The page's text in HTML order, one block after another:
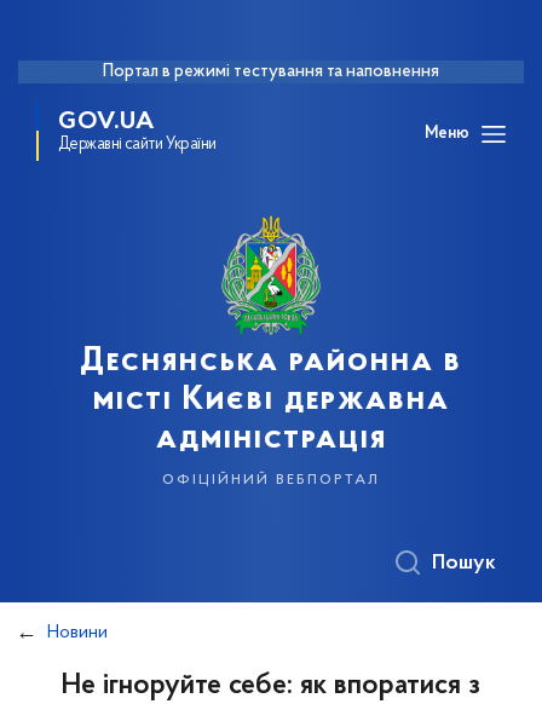
Портал в режимі тестування та наповнення
GOV.UA
Державні сайти України
Меню
Деснянська районна в
місті Києві державна
адміністрація
офіційний вебпортал
Пошук
Новини
Не ігноруйте себе: як впоратися з